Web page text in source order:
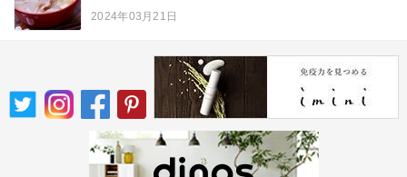
2024年03月21日